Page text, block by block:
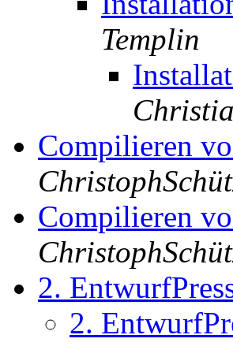
Templin
Compilieren
Compilieren
2.
2.